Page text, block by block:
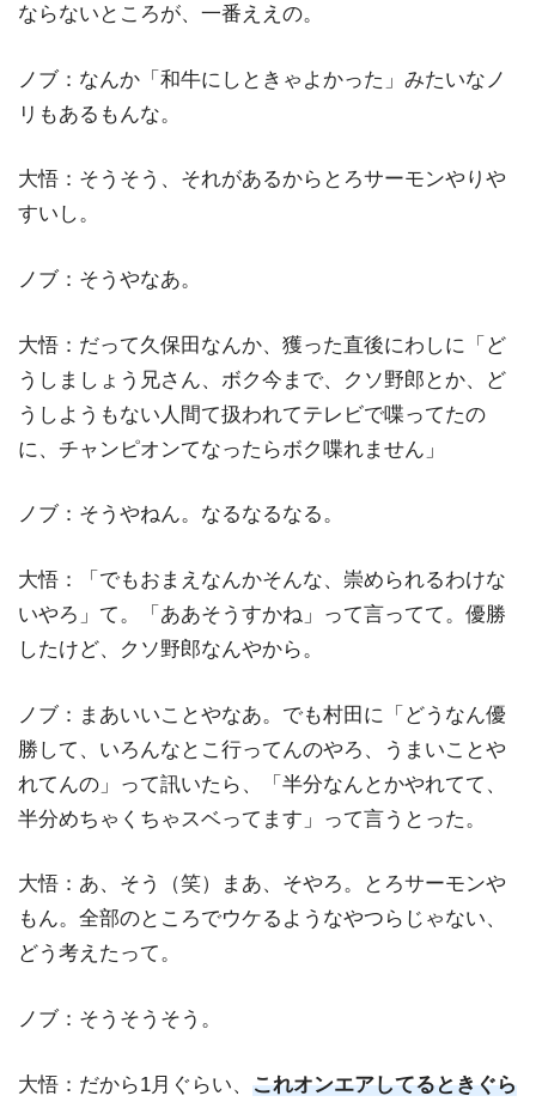
ならないところが、一番ええの。
ノブ：なんか「和牛にしときゃよかった」みたいなノ
リもあるもんな。
大悟：そうそう、それがあるからとろサーモンやりや
すいし。
ノブ：そうやなあ。
大悟：だって久保田なんか、獲った直後にわしに「ど
うしましょう兄さん、ボク今まで、クソ野郎とか、ど
うしようもない人間て扱われてテレビで喋ってたの
に、チャンピオンてなったらボク喋れません」
ノブ：そうやねん。なるなるなる。
大悟：「でもおまえなんかそんな、崇められるわけな
いやろ」て。「ああそうすかね」って言ってて。優勝
したけど、クソ野郎なんやから。
ノブ：まあいいことやなあ。でも村田に「どうなん優
勝して、いろんなとこ行ってんのやろ、うまいことや
れてんの」って訊いたら、「半分なんとかやれてて、
半分めちゃくちゃスベってます」って言うとった。
大悟：あ、そう（笑）まあ、そやろ。とろサーモンや
もん。全部のところでウケるようなやつらじゃない、
どう考えたって。
ノブ：そうそうそう。
大悟：だから1月ぐらい、 これオンエアしてるときぐら